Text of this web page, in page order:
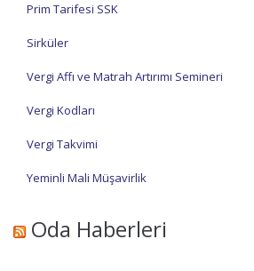
Prim Tarifesi SSK
Sirküler
Vergi Affı ve Matrah Artırımı Semineri
Vergi Kodları
Vergi Takvimi
Yeminli Mali Müşavirlik
Oda Haberleri